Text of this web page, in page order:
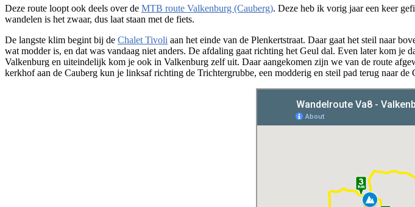
Deze route loopt ook deels over de MTB route Valkenburg (Cauberg). Deze heb ik vorig jaar een keer
wandelen is het zwaar, dus laat staan met de fiets.
De langste klim begint bij de Chalet Tivoli aan het einde van de Plenkertstraat. Daar gaat het steil naar
wat modder is, en dat was vandaag niet anders. De afdaling gaat richting het Geul dal. Even later kom
Valkenburg en uiteindelijk kom je ook in Valkenburg zelf uit. Daar aangekomen zijn we van de route
kerkhof aan de Cauberg kun je linksaf richting de Trichtergrubbe, een modderig en steil pad terug naar